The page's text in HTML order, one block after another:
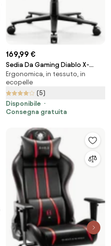
169,99 €
Sedia Da Gaming Diablo X-
Gamer 2.0 Normal Size: Dark
obsidian
Ergonomica, in tessuto, in
ecopelle
(5)
Disponibile
Consegna gratuita